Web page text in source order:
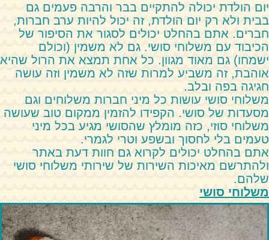
יום הולדת יכולה להתקיים בבר והרבה פעמים גם
בבית ולא רק יום הולדת, זה יכול להיות ערב חברות,
חברים. אתם בהחלט יכולים לסגור את הסיפור של
הכיבוד עם משלוחי סושי. גם לא משמין (וכולם
ישמחו) גם מאוד מגוון. כל אחת תמצא את הרול שהיא
אוהבת, זה משביע למרות שזה לא משמין וזה עושה
חגיגה בפה ובלב.
משלוחי סושי עושות כל מיני חברות משלוחים וגם
מסעדות של סושי. הקפידו להזמין ממקום טוב שעושה
משלוחי סוזי, כזה מומלץ שהסושי מגיע בכל מיני
טעמים בלי לחסוך ובשפע וטרי לגמרי.
אתם בהחלט יכולים לקרוא גם חוות דעת באתר
ולהתרשם מאיכות השירות של שירותי משלוחי סושי
שלהם.
משלוחי סושי